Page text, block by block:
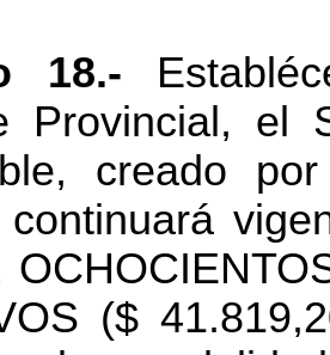
18.-
Provincial, el
creado
continuará
($